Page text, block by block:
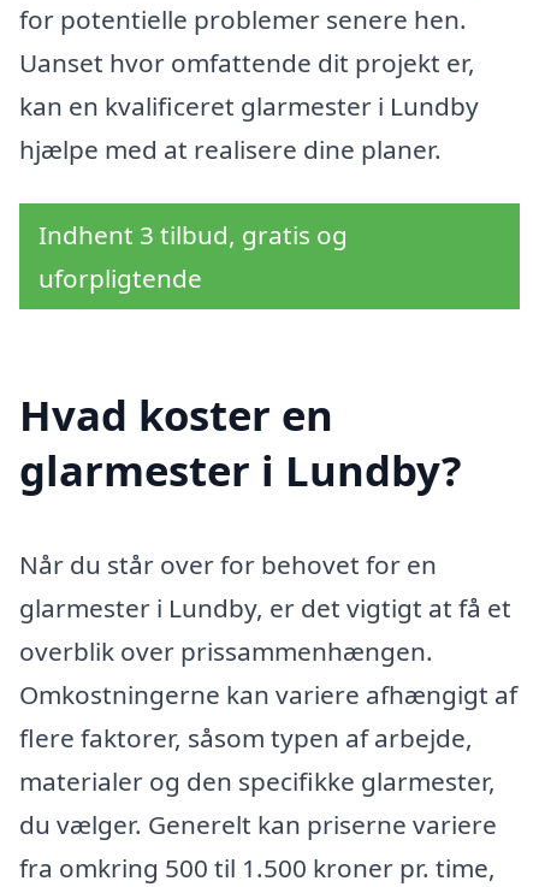
for potentielle problemer senere hen.
Uanset hvor omfattende dit projekt er,
kan en kvalificeret glarmester i Lundby
hjælpe med at realisere dine planer.
Indhent 3 tilbud, gratis og
uforpligtende
Hvad koster en
glarmester i Lundby?
Når du står over for behovet for en
glarmester i Lundby, er det vigtigt at få et
overblik over prissammenhængen.
Omkostningerne kan variere afhængigt af
flere faktorer, såsom typen af arbejde,
materialer og den specifikke glarmester,
du vælger. Generelt kan priserne variere
fra omkring 500 til 1.500 kroner pr. time,